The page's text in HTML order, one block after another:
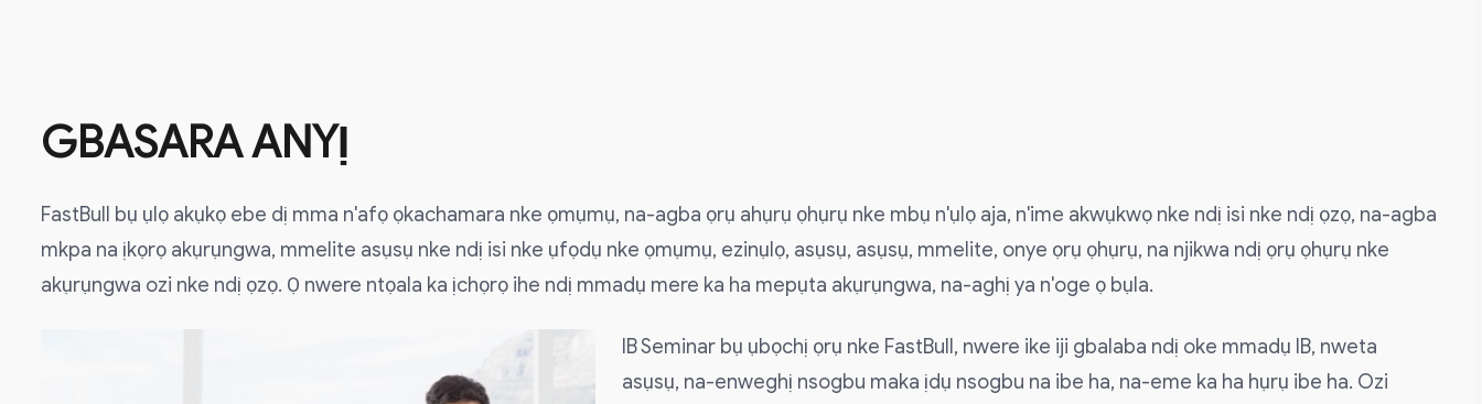
GBASARA ANYỊ
FastBull bụ ụlọ akụkọ ebe dị mma n'afọ ọkachamara nke ọmụmụ, na-agba ọrụ ahụrụ ọhụrụ nke mbụ n'ụlọ aja, n'ime akwụkwọ nke ndị isi nke ndị ọzọ, na-agba
mkpa na ịkọrọ akụrụngwa, mmelite asụsụ nke ndị isi nke ụfọdụ nke ọmụmụ, ezinụlọ, asụsụ, asụsụ, mmelite, onye ọrụ ọhụrụ, na njikwa ndị ọrụ ọhụrụ nke
akụrụngwa ozi nke ndị ọzọ. Ọ nwere ntọala ka ịchọrọ ihe ndị mmadụ mere ka ha mepụta akụrụngwa, na-aghị ya n'oge ọ bụla.
IB Seminar bụ ụbọchị ọrụ nke FastBull, nwere ike iji gbalaba ndị oke mmadụ IB, nweta
asụsụ, na-enweghị nsogbu maka ịdụ nsogbu na ibe ha, na-eme ka ha hụrụ ibe ha. Ozi